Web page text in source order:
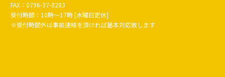
FAX：0796-37-8283
受付時間：10時～17時 [水曜日定休]
※受付時間外は事前連絡を頂ければ基本対応致します